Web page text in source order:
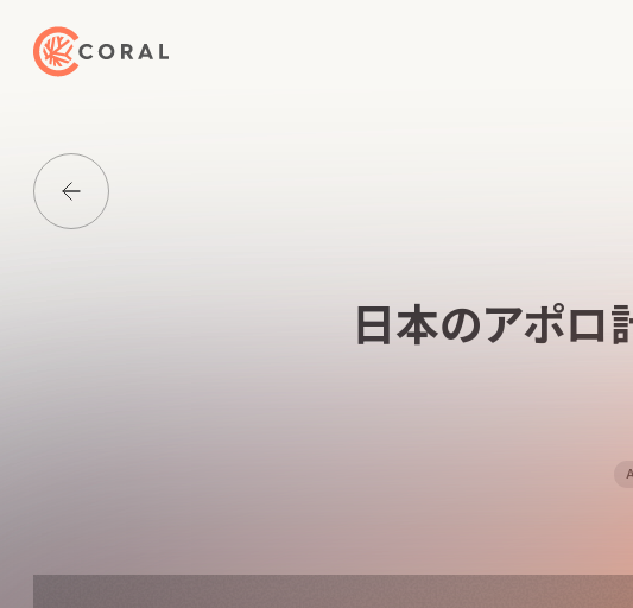
トップページへ戻る
Media一覧に戻る
日本のアポ